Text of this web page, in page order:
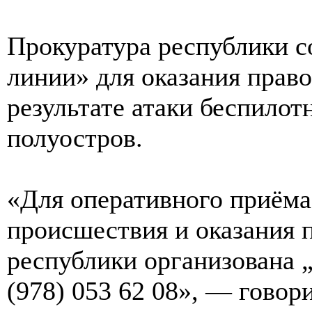
Прокуратура республики
линии» для оказания
результате атаки
полуостров.
«Для оперативного
происшествия и оказания
республики организована
(978) 053 62 08», —